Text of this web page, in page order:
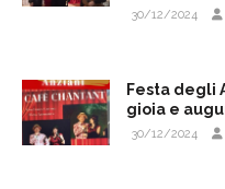
30/12/2024
Festa degli
gioia e
30/12/2024